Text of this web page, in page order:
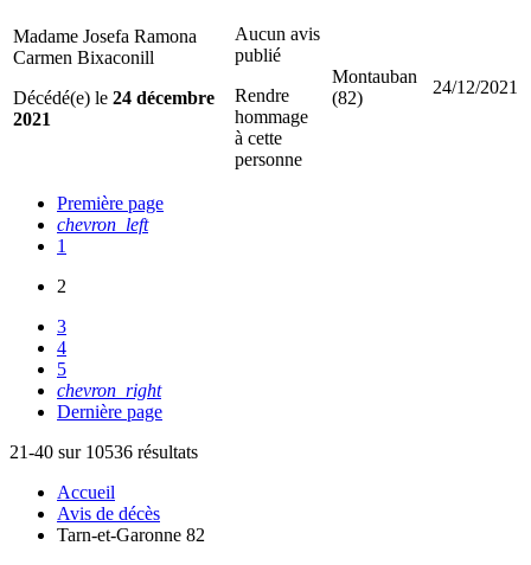
Madame Josefa Ramona
Carmen Bixaconill
Décédé(e) le 24 décembre
2021
Aucun avis
publié
Rendre
hommage
à cette
personne
Montauban
(82)
24/12/2021
Première page
chevron_left
1
2
3
4
5
chevron_right
Dernière page
21-40 sur 10536 résultats
Accueil
Avis de décès
Tarn-et-Garonne 82